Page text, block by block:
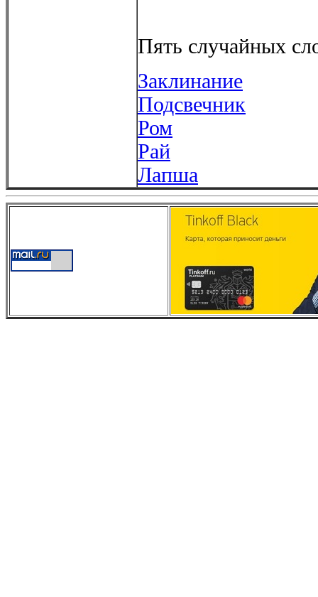
Пять случайных
Заклинание
Подсвечник
Ром
Рай
Лапша